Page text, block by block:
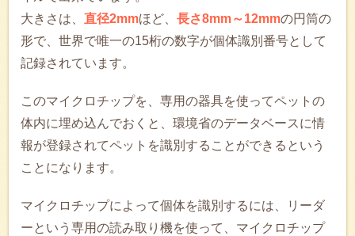
大きさは、 直径2mmほど、 長さ8mm～12mmの円筒の
形で、世界で唯一の15桁の数字が個体識別番号として
記録されています。
このマイクロチップを、専用の器具を使ってペットの
体内に埋め込んでおくと、環境省のデータベースに情
報が登録されてペットを識別することができるという
ことになります。
マイクロチップによって個体を識別するには、リーダ
ーという専用の読み取り機を使って、マイクロチップ